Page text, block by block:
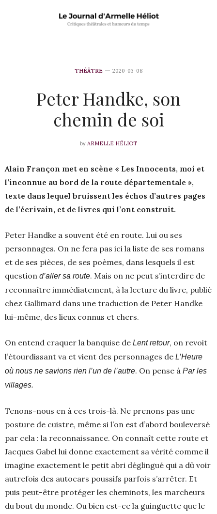
THÉÂTRE 2020-03-08
Peter Handke, son
chemin de soi
by ARMELLE HÉLIOT
Alain Françon met en scène « Les Innocents, moi et
l’inconnue au bord de la route départementale »,
texte dans lequel bruissent les échos d’autres pages
de l’écrivain, et de livres qui l’ont construit.
Peter Handke a souvent été en route. Lui ou ses
personnages. On ne fera pas ici la liste de ses romans
et de ses pièces, de ses poèmes, dans lesquels il est
question d’aller sa route. Mais on ne peut s’interdire de
reconnaître immédiatement, à la lecture du livre, publié
chez Gallimard dans une traduction de Peter Handke
lui-même, des lieux connus et chers.
On entend craquer la banquise de Lent retour, on revoit
l’étourdissant va et vient des personnages de L’Heure
où nous ne savions rien l’un de l’autre. On pense à Par les
villages.
Tenons-nous en à ces trois-là. Ne prenons pas une
posture de cuistre, même si l’on est d’abord bouleversé
par cela : la reconnaissance. On connaît cette route et
Jacques Gabel lui donne exactement sa vérité comme il
imagine exactement le petit abri déglingué qui a dû voir
autrefois des autocars poussifs parfois s’arrêter. Et
puis peut-être protéger les cheminots, les marcheurs
du bout du monde. Ou bien est-ce la guinguette que le